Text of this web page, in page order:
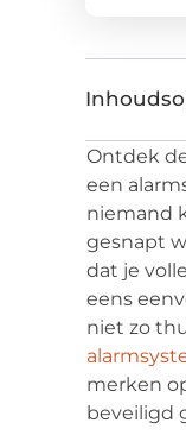
Ontdek
een
niemand
gesnapt
dat je
eens
niet zo
merken
beveiligd